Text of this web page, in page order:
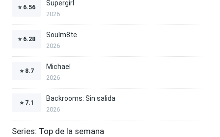
⭐ 6.56
Supergirl
2026
⭐ 6.28
Soulm8te
2026
⭐ 8.7
Michael
2026
⭐ 7.1
Backrooms: Sin salida
2026
Series: Top de la semana